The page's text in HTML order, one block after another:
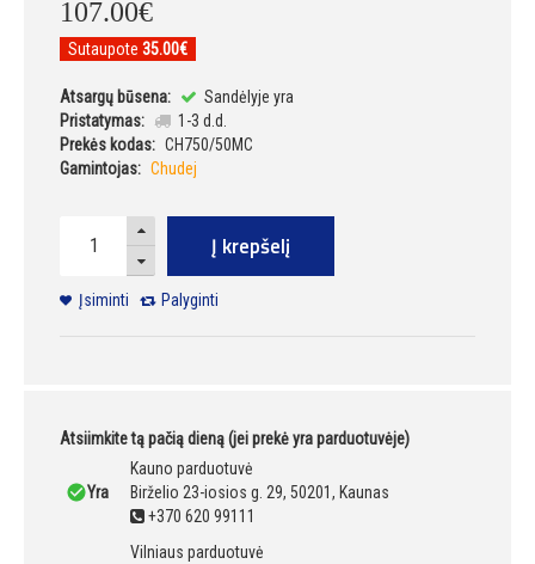
107.00€
Sutaupote 35.00€
Atsargų būsena:
Sandėlyje yra
Pristatymas:
1-3 d.d.
Prekės kodas: CH750/50MC
Gamintojas: Chudej
Į krepšelį
Įsiminti Palyginti
Atsiimkite tą pačią dieną (jei prekė yra parduotuvėje)
Yra
Kauno parduotuvė
Birželio 23-iosios g. 29, 50201, Kaunas
+370 620 99111
Vilniaus parduotuvė